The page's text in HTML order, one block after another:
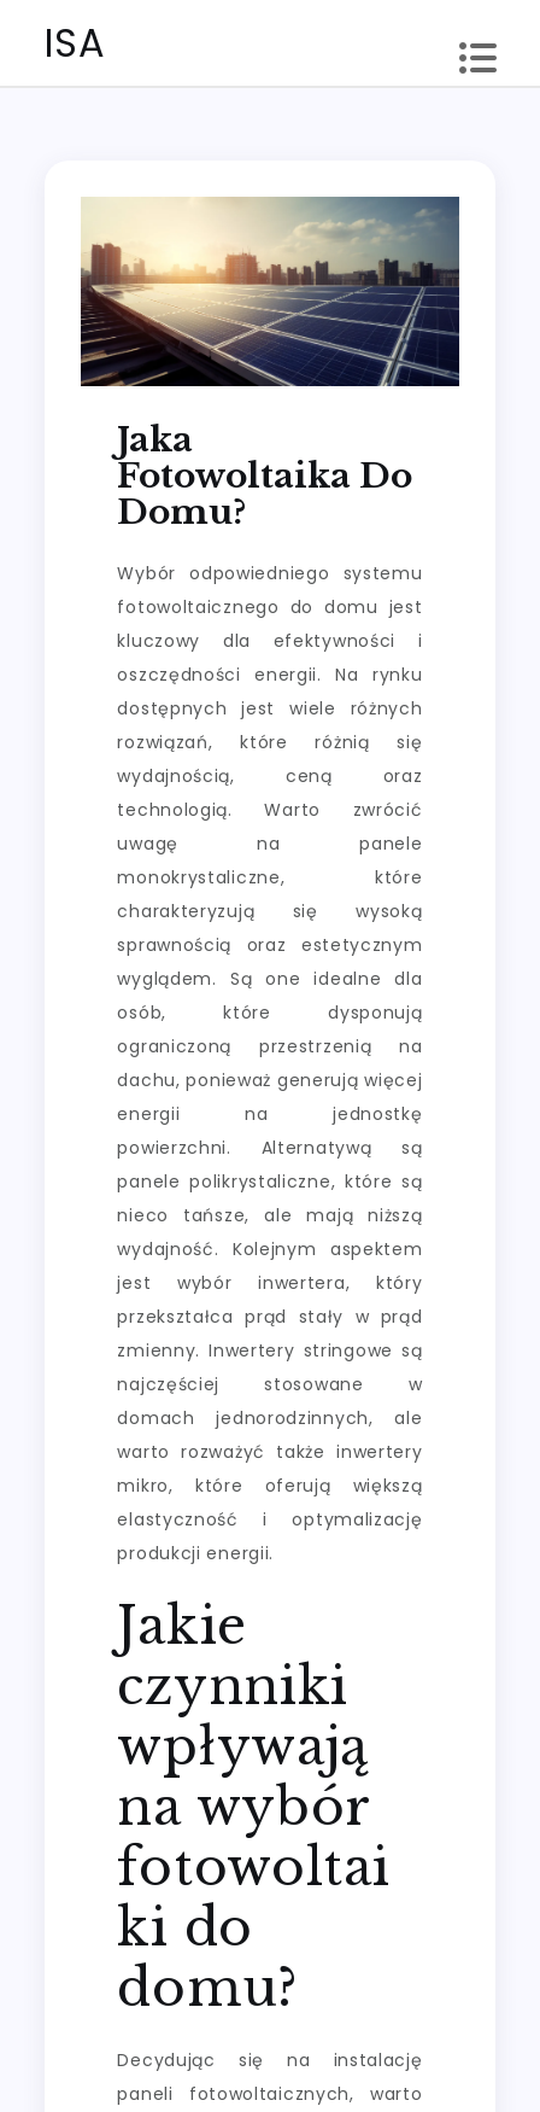
ISA
Jaka
Fotowoltaika Do
Domu?
Wybór odpowiedniego systemu
fotowoltaicznego do domu jest
kluczowy dla efektywności i
oszczędności energii. Na rynku
dostępnych jest wiele różnych
rozwiązań, które różnią się
wydajnością, ceną oraz
technologią. Warto zwrócić
uwagę na panele
monokrystaliczne, które
charakteryzują się wysoką
sprawnością oraz estetycznym
wyglądem. Są one idealne dla
osób, które dysponują
ograniczoną przestrzenią na
dachu, ponieważ generują więcej
energii na jednostkę
powierzchni. Alternatywą są
panele polikrystaliczne, które są
nieco tańsze, ale mają niższą
wydajność. Kolejnym aspektem
jest wybór inwertera, który
przekształca prąd stały w prąd
zmienny. Inwertery stringowe są
najczęściej stosowane w
domach jednorodzinnych, ale
warto rozważyć także inwertery
mikro, które oferują większą
elastyczność i optymalizację
produkcji energii.
Jakie
czynniki
wpływają
na wybór
fotowoltai
ki do
domu?
Decydując się na instalację
paneli fotowoltaicznych, warto